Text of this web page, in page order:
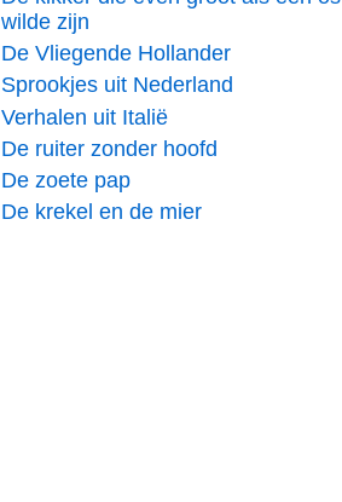
wilde zijn
De Vliegende Hollander
Sprookjes uit Nederland
Verhalen uit Italië
De ruiter zonder hoofd
De zoete pap
De krekel en de mier